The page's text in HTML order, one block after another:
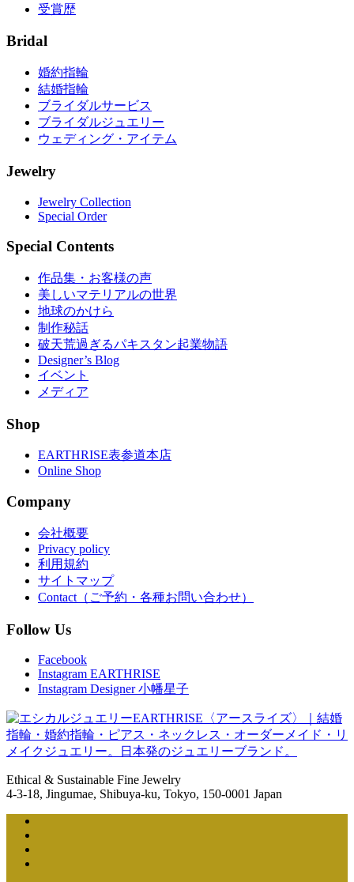
受賞歴
Bridal
婚約指輪
結婚指輪
ブライダルサービス
ブライダルジュエリー
ウェディング・アイテム
Jewelry
Jewelry Collection
Special Order
Special Contents
作品集・お客様の声
美しいマテリアルの世界
地球のかけら
制作秘話
破天荒過ぎるパキスタン起業物語
Designer’s Blog
イベント
メディア
Shop
EARTHRISE表参道本店
Online Shop
Company
会社概要
Privacy policy
利用規約
サイトマップ
Contact（ご予約・各種お問い合わせ）
Follow Us
Facebook
Instagram EARTHRISE
Instagram Designer 小幡星子
Ethical & Sustainable Fine Jewelry
4-3-18, Jingumae, Shibuya-ku, Tokyo, 150-0001 Japan